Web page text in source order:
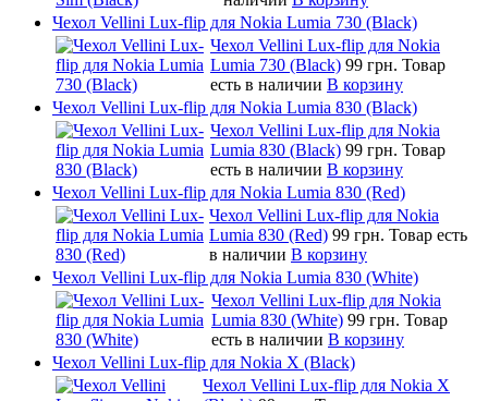
Чехол Vellini Lux-flip для Nokia Lumia 730 (Black)
Чехол Vellini Lux-flip для Nokia
Lumia 730 (Black) 99 грн. Товар
есть в наличии В корзину
Чехол Vellini Lux-flip для Nokia Lumia 830 (Black)
Чехол Vellini Lux-flip для Nokia
Lumia 830 (Black) 99 грн. Товар
есть в наличии В корзину
Чехол Vellini Lux-flip для Nokia Lumia 830 (Red)
Чехол Vellini Lux-flip для Nokia
Lumia 830 (Red) 99 грн. Товар есть
в наличии В корзину
Чехол Vellini Lux-flip для Nokia Lumia 830 (White)
Чехол Vellini Lux-flip для Nokia
Lumia 830 (White) 99 грн. Товар
есть в наличии В корзину
Чехол Vellini Lux-flip для Nokia X (Black)
Чехол Vellini Lux-flip для Nokia X